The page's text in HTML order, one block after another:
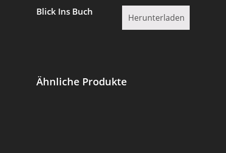
Blick Ins Buch
Herunterladen
Ähnliche Produkte